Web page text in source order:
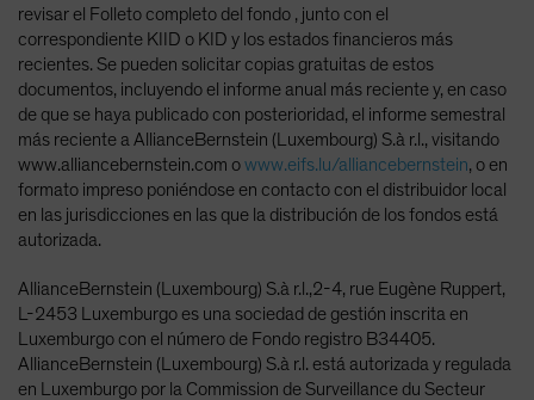
revisar el Folleto completo del fondo , junto con el
correspondiente KIID o KID y los estados financieros más
recientes. Se pueden solicitar copias gratuitas de estos
documentos, incluyendo el informe anual más reciente y, en caso
de que se haya publicado con posterioridad, el informe semestral
más reciente a AllianceBernstein (Luxembourg) S.à r.l., visitando
www.alliancebernstein.com owww.eifs.lu/alliancebernstein, o en
formato impreso poniéndose en contacto con el distribuidor local
en las jurisdicciones en las que la distribución de los fondos está
autorizada.
AllianceBernstein (Luxembourg) S.à r.l.,2-4, rue Eugène Ruppert,
L-2453 Luxemburgo es una sociedad de gestión inscrita en
Luxemburgo con el número de Fondo registro B34405.
AllianceBernstein (Luxembourg) S.à r.l. está autorizada y regulada
en Luxemburgo por la Commission de Surveillance du Secteur